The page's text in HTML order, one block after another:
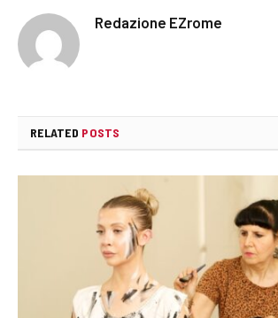
Redazione EZrome
RELATED POSTS